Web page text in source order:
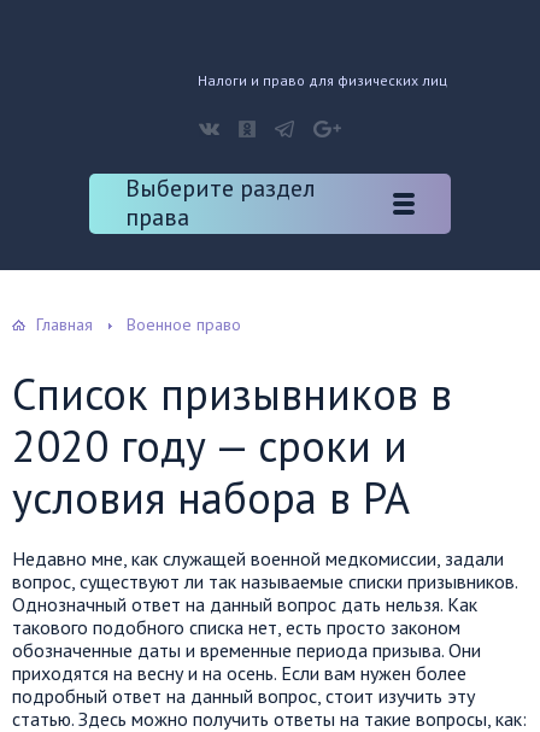
Налоги и право для физических лиц
Выберите раздел
права
Главная Военное право
Список призывников в
2020 году — сроки и
условия набора в РА
Недавно мне, как служащей военной медкомиссии, задали
вопрос, существуют ли так называемые списки призывников.
Однозначный ответ на данный вопрос дать нельзя. Как
такового подобного списка нет, есть просто законом
обозначенные даты и временные периода призыва. Они
приходятся на весну и на осень. Если вам нужен более
подробный ответ на данный вопрос, стоит изучить эту
статью. Здесь можно получить ответы на такие вопросы, как: